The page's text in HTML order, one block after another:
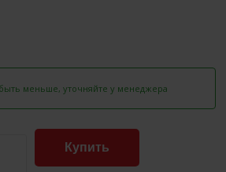
меньше, уточняйте у менеджера
Купить